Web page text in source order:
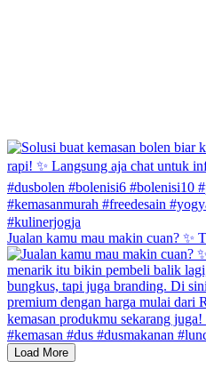
Jualan kamu mau makin cuan? ✨
Load More